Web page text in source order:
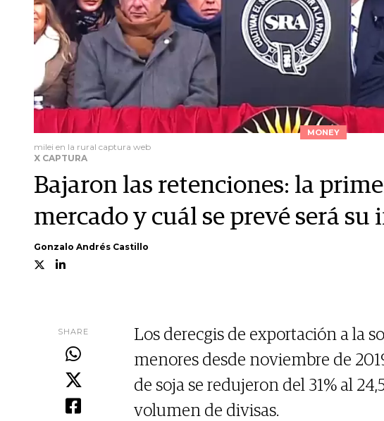
MONEY
milei en la rural captura web
X CAPTURA
Bajaron las retenciones: la
mercado y cuál se prevé será
Gonzalo Andrés Castillo
SHARE
Los derecgis de exportación a la
menores desde noviembre de
de soja se redujeron del 31% al
volumen de divisas.